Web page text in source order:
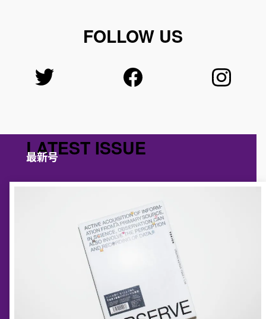
FOLLOW US
LATEST ISSUE
最新号